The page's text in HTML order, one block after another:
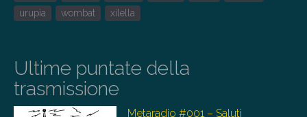
urupia
wombat xilella
Ultime puntate della
trasmissione
Metaradio #001 – Saluti